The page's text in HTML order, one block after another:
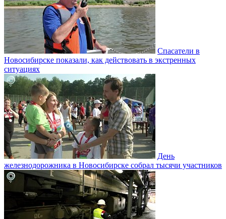
Спасатели в
Новосибирске показали, как действовать в экстренных
ситуациях
День
железнодорожника в Новосибирске собрал тысячи участников